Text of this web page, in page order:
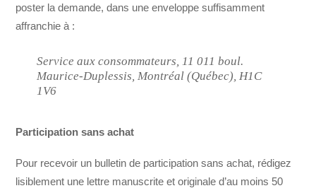
poster la demande, dans une enveloppe suffisamment
affranchie à :
Service aux consommateurs, 11 011 boul.
Maurice-Duplessis, Montréal (Québec), H1C
1V6
Participation sans achat
Pour recevoir un bulletin de participation sans achat, rédigez
lisiblement une lettre manuscrite et originale d’au moins 50